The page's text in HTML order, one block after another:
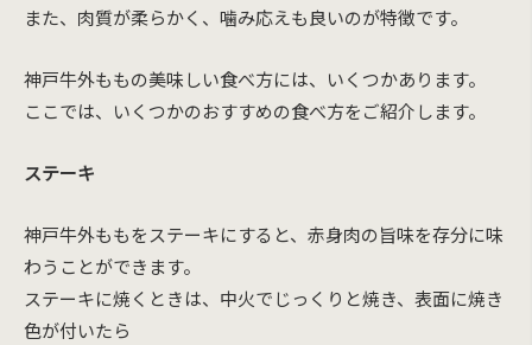
また、肉質が柔らかく、噛み応えも良いのが特徴です。
神戸牛外ももの美味しい食べ方には、いくつかあります。
ここでは、いくつかのおすすめの食べ方をご紹介します。
ステーキ
神戸牛外ももをステーキにすると、赤身肉の旨味を存分に味
わうことができます。
ステーキに焼くときは、中火でじっくりと焼き、表面に焼き
色が付いたら